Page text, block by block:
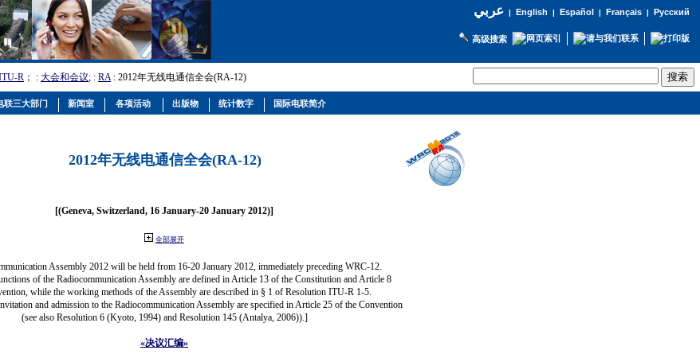
عربي| English | Español | Français| Русский
高级搜索
R ； : 大会和会议; : RA: 2012年无线电通信全会(RA-12)
2012年无线电通信全会(RA-12)
[(Geneva, Switzerland, 16 January-20 January 2012)]
全部展开
Assembly 2012 will be held from 16-20 January 2012, immediately preceding WRC-12.
of the Radiocommunication Assembly are defined in Article 13 of the Constitution and Article 8
while the working methods of the Assembly are described in § 1 of Resolution ITU-R 1-5.
and admission to the Radiocommunication Assembly are specified in Article 25 of the Convention
(see also Resolution 6 (Kyoto, 1994) and Resolution 145 (Antalya, 2006)).]
«决议汇编»
联三大部门 新闻室 各项活动 出版物 统计数字 国际电联简介